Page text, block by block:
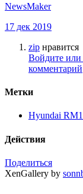
NewsMaker
17 дек 2019
zip нравится
Войдите или
комментарий
Метки
Hyundai
Действия
Поделиться
XenGallery by